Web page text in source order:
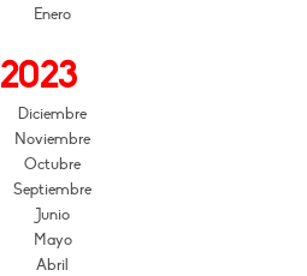
Enero
2023
Diciembre
Noviembre
Octubre
Septiembre
Junio
Mayo
Abril